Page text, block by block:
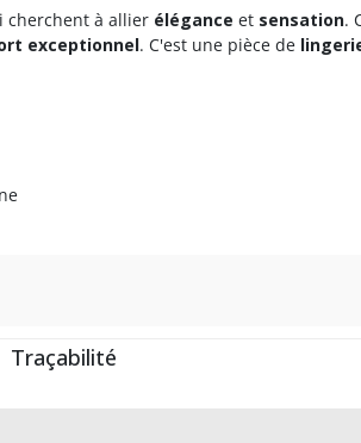
cherchent à allier élégance et sensation.
exceptionnel. C'est une pièce de
Traçabilité